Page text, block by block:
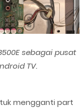
sebagai pusat
TV.
mengganti part